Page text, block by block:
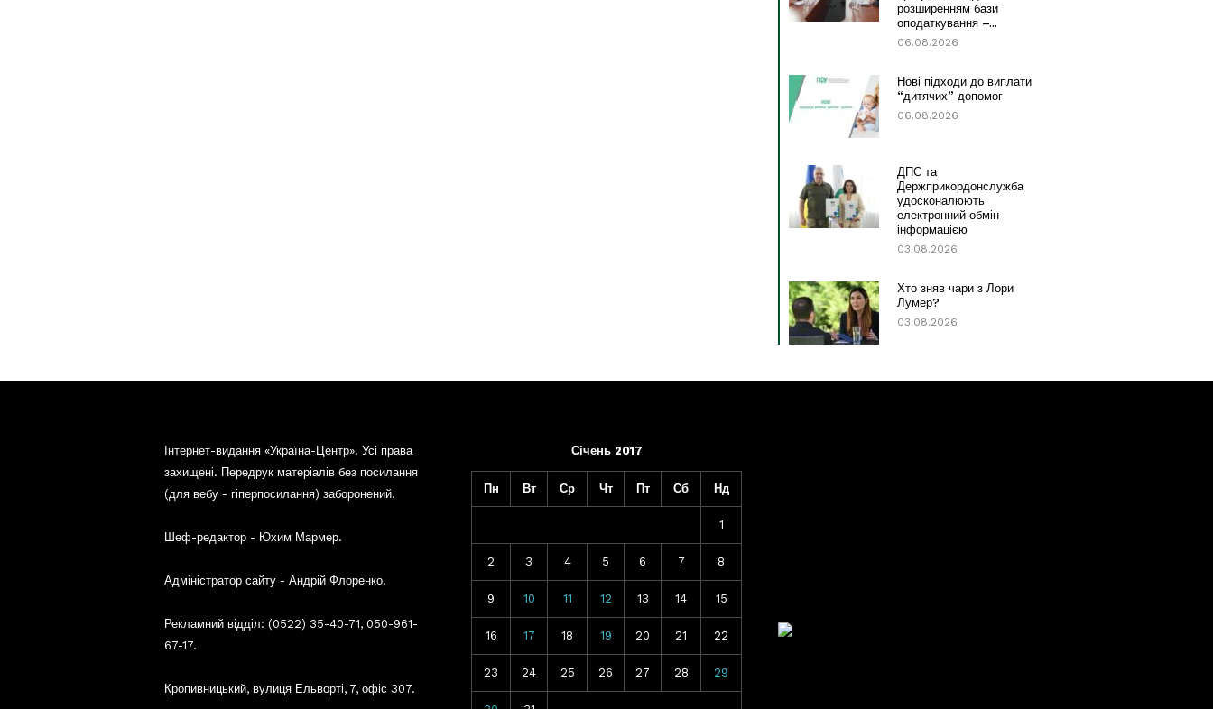
розширенням бази
оподаткування –...
06.08.2026
Нові підходи до виплати
“дитячих” допомог
06.08.2026
ДПС та
Держприкордонслужба
удосконалюють
електронний обмін
інформацією
03.08.2026
Хто зняв чари з Лори
Лумер?
03.08.2026
Інтернет-видання «Україна-Центр». Усі права
захищені. Передрук матеріалів без посилання
(для вебу - гіперпосилання) заборонений.
Шеф-редактор - Юхим Мармер.
Адміністратор сайту - Андрій Флоренко.
Рекламний відділ: (0522) 35-40-71, 050-961-
67-17.
Кропивницький, вулиця Ельворті, 7, офіс 307.
Січень 2017
Пн Вт Ср Чт Пт Сб Нд
1
2 3 4 5 6 7 8
9 10 11 12 13 14 15
16 17 18 19 20 21 22
23 24 25 26 27 28 29